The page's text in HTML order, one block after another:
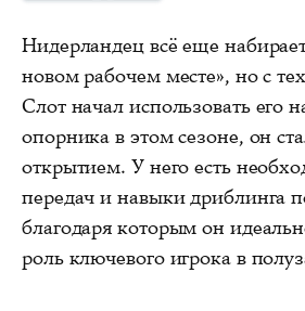
Нидерландец всё еще
новом рабочем месте», но с
Слот начал использовать его
опорника в этом сезоне, он
открытием. У него есть
передач и навыки дриблинга
благодаря которым он
роль ключевого игрока в